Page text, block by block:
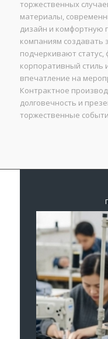
торжественных
материалы,
дизайн и комфортную
компаниям создавать
подчеркивают
корпоративный стиль
впечатление на
Контрактное
долговечность и
торжественные